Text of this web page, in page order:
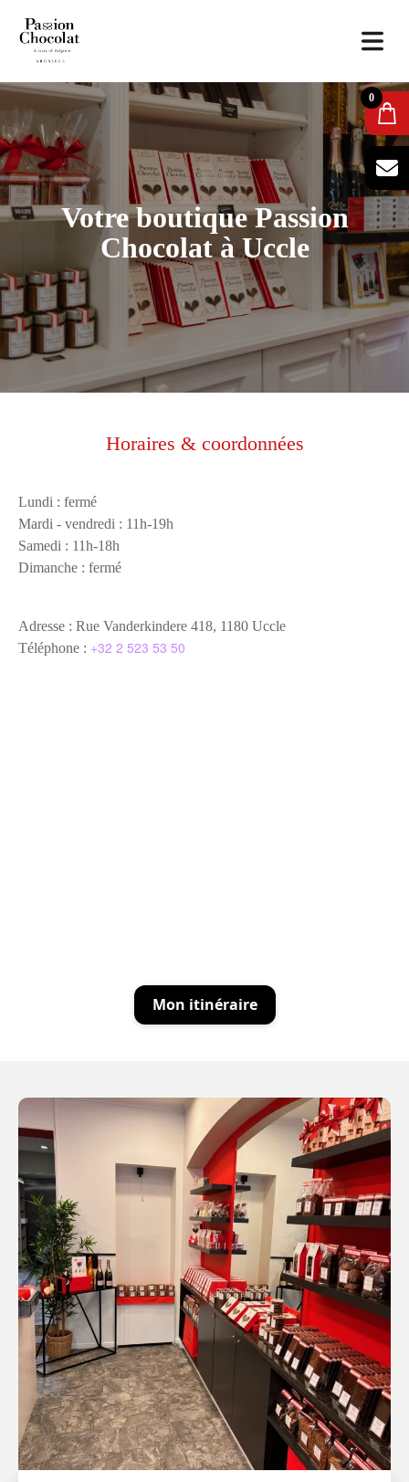
Votre boutique Passion
Chocolat à Uccle
0
Horaires & coordonnées
Lundi : fermé
Mardi - vendredi : 11h-19h
Samedi : 11h-18h
Dimanche : fermé
Adresse : Rue Vanderkindere 418, 1180 Uccle
Téléphone : +32 2 523 53 50
Mon itinéraire